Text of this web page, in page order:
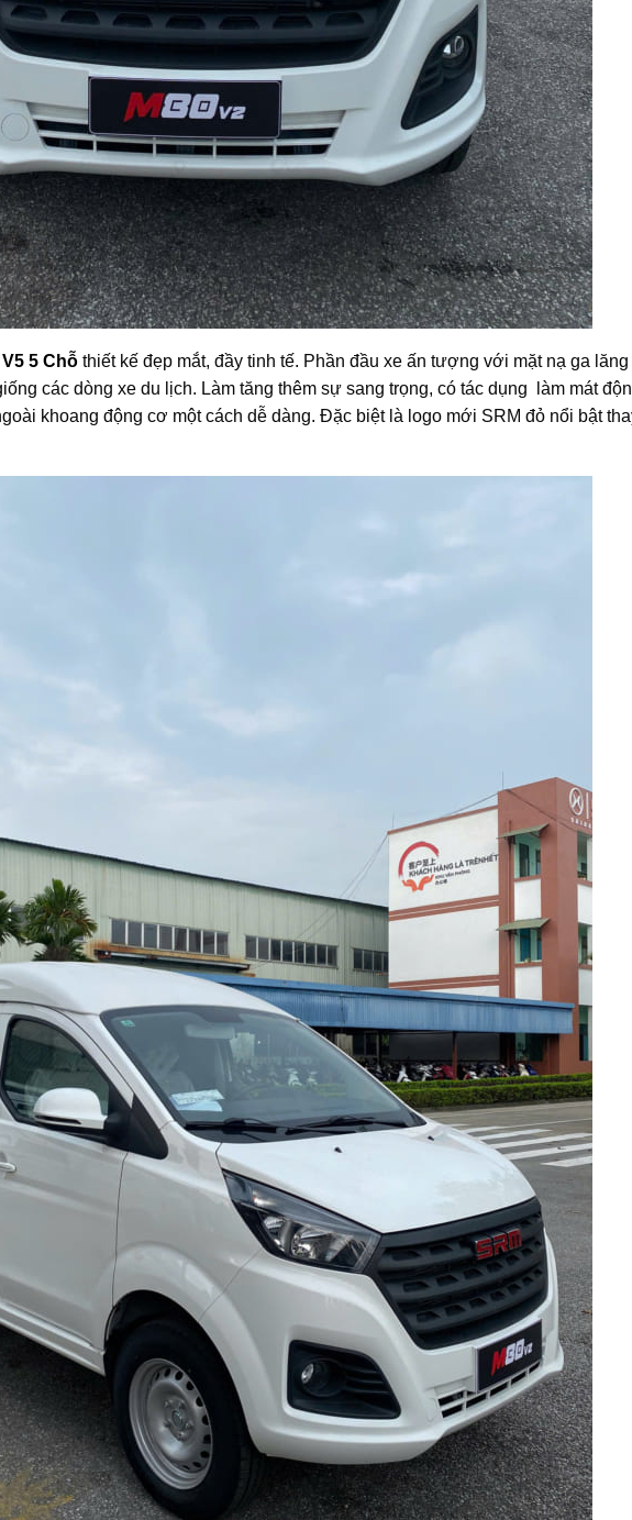
5 Chỗ thiết kế đẹp mắt, đầy tinh tế. Phần đầu xe ấn tượng với mặt nạ ga lăng
các dòng xe du lịch. Làm tăng thêm sự sang trọng, có tác dụng làm mát
khoang động cơ một cách dễ dàng. Đặc biệt là logo mới SRM đỏ nổi bật